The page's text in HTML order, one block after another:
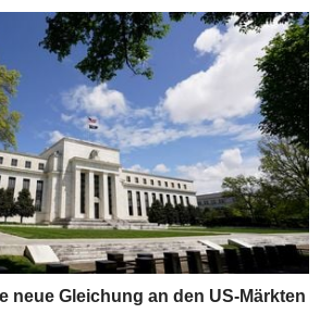
neue Gleichung an den US-Märkten